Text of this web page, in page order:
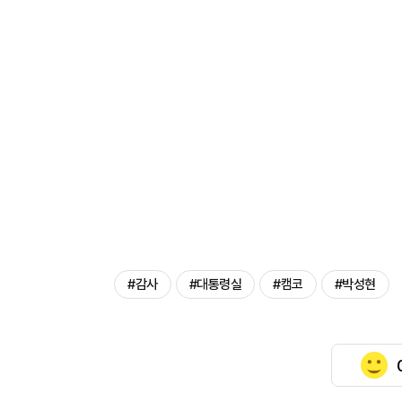
#감사 #대통령실 #캠코 #박성현